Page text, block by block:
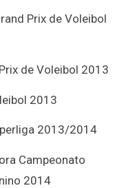
Prix de Voleibol
de Voleibol 2013
2013
2013/2014
Campeonato
2014